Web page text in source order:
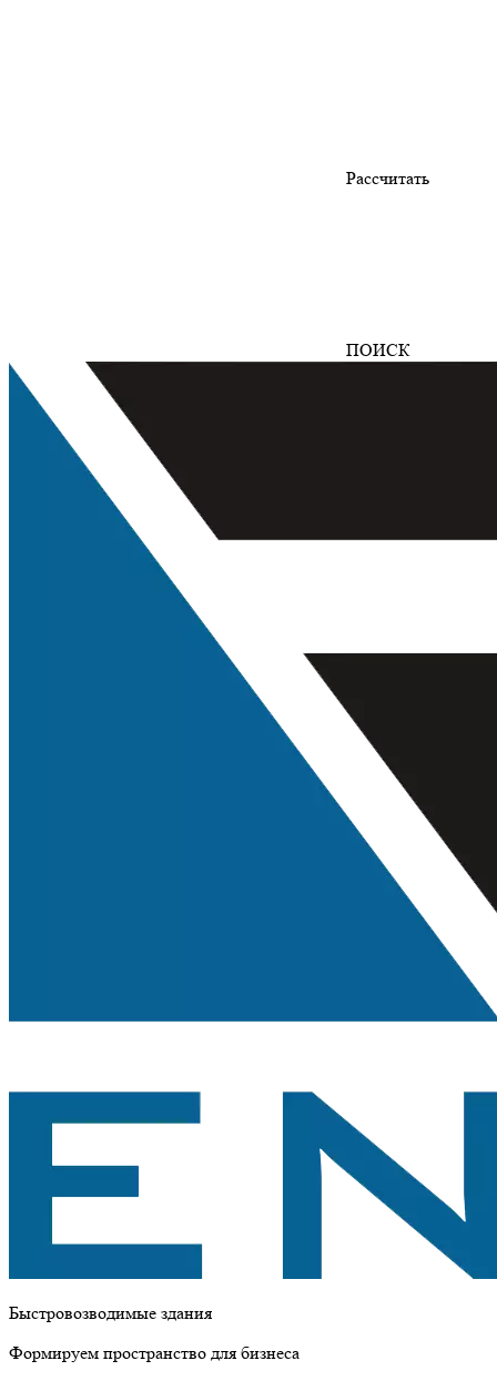
Рассчитать
ПОИСК
Быстровозводимые здания
Формируем пространство для бизнеса